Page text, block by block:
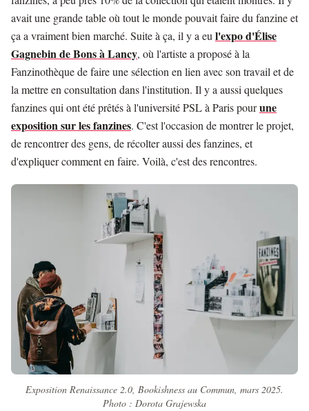
avait une grande table où tout le monde pouvait faire du fanzine et
ça a vraiment bien marché. Suite à ça, il y a eu l'expo d'Élise
Gagnebin de Bons à Lancy, où l'artiste a proposé à la
Fanzinothèque de faire une sélection en lien avec son travail et de
la mettre en consultation dans l'institution. Il y a aussi quelques
fanzines qui ont été prêtés à l'université PSL à Paris pourune
exposition sur les fanzines. C'est l'occasion de montrer le projet,
de rencontrer des gens, de récolter aussi des fanzines, et
d'expliquer comment en faire. Voilà, c'est des rencontres.
Exposition Renaissance 2.0, Bookishness au Commun, mars 2025.
Photo : Dorota Grajewska